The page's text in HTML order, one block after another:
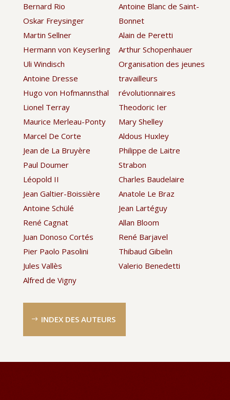
Bernard Rio
Oskar Freysinger
Martin Sellner
Hermann von Keyserling
Uli Windisch
Antoine Dresse
Hugo von Hofmannsthal
Lionel Terray
Maurice Merleau-Ponty
Marcel De Corte
Jean de La Bruyère
Paul Doumer
Léopold II
Jean Galtier-Boissière
Antoine Schülé
René Cagnat
Juan Donoso Cortés
Pier Paolo Pasolini
Jules Vallès
Alfred de Vigny
Antoine Blanc de Saint-
Bonnet
Alain de Peretti
Arthur Schopenhauer
Organisation des jeunes
travailleurs
révolutionnaires
Theodoric Ier
Mary Shelley
Aldous Huxley
Philippe de Laitre
Strabon
Charles Baudelaire
Anatole Le Braz
Jean Lartéguy
Allan Bloom
René Barjavel
Thibaud Gibelin
Valerio Benedetti
INDEX DES AUTEURS